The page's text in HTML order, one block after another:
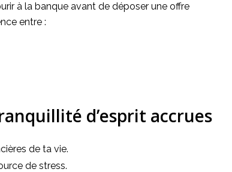
à la banque avant de déposer une offre
entre :
d’esprit accrues
de ta vie.
de stress.